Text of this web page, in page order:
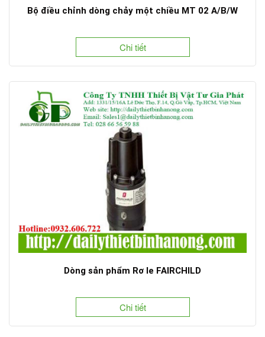
Bộ điều chỉnh dòng chảy một chiều MT 02 A/B/W
Chi tiết
Dòng sản phẩm Rơ le FAIRCHILD
Chi tiết